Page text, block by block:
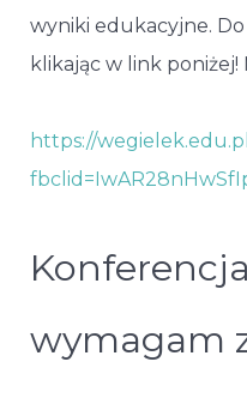
wyniki edukacyjne.
klikając w link poniżej!
https://
wymagam